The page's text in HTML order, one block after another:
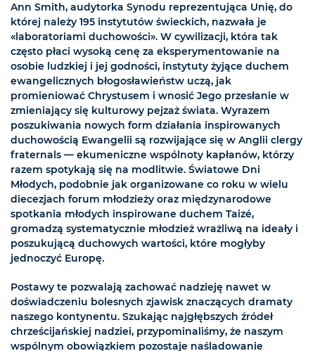
Ann Smith, audytorka Synodu reprezentująca Unię, do
której należy 195 instytutów świeckich, nazwała je
«laboratoriami duchowości». W cywilizacji, która tak
często płaci wysoką cenę za eksperymentowanie na
osobie ludzkiej i jej godności, instytuty żyjące duchem
ewangelicznych błogosławieństw uczą, jak
promieniować Chrystusem i wnosić Jego przesłanie w
zmieniający się kulturowy pejzaż świata. Wyrazem
poszukiwania nowych form działania inspirowanych
duchowością Ewangelii są rozwijające się w Anglii clergy
fraternals — ekumeniczne wspólnoty kapłanów, którzy
razem spotykają się na modlitwie. Światowe Dni
Młodych, podobnie jak organizowane co roku w wielu
diecezjach forum młodzieży oraz międzynarodowe
spotkania młodych inspirowane duchem Taizé,
gromadzą systematycznie młodzież wrażliwą na ideały i
poszukującą duchowych wartości, które mogłyby
jednoczyć Europę.
Postawy te pozwalają zachować nadzieję nawet w
doświadczeniu bolesnych zjawisk znaczących dramaty
naszego kontynentu. Szukając najgłębszych źródeł
chrześcijańskiej nadziei, przypominaliśmy, że naszym
wspólnym obowiązkiem pozostaje naśladowanie